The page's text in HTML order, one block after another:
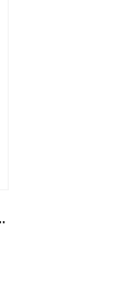
Comprimidos